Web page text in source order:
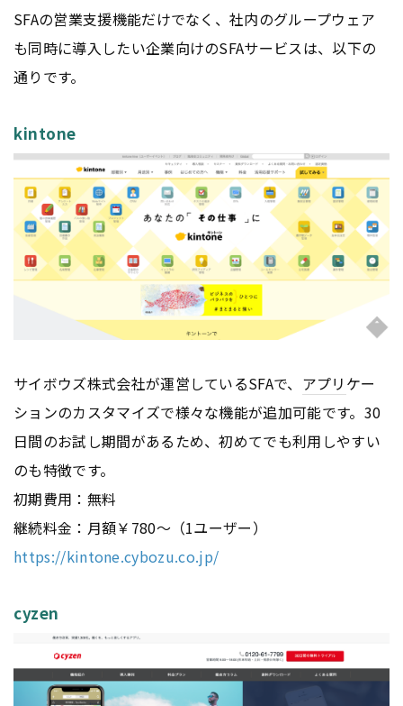
SFAの営業支援機能だけでなく、社内のグループウェア
も同時に導入したい企業向けのSFAサービスは、以下の
通りです。
kintone
サイボウズ株式会社が運営しているSFAで、 アプリ ケー
ションのカスタマイズで様々な機能が追加可能です。30
日間のお試し期間があるため、初めてでも利用しやすい
のも特徴です。
初期費用：無料
継続料金：月額￥780～（1ユーザー）
https://kintone.cybozu.co.jp/
cyzen